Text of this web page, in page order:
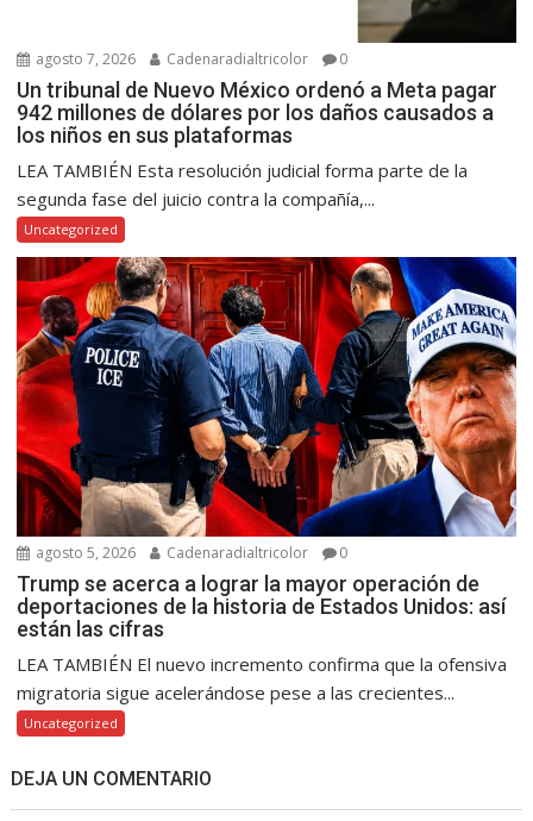
agosto 7, 2026 Cadenaradialtricolor 0
Un tribunal de Nuevo México ordenó a Meta pagar
942 millones de dólares por los daños causados a
los niños en sus plataformas
LEA TAMBIÉN Esta resolución judicial forma parte de la
segunda fase del juicio contra la compañía,...
Uncategorized
agosto 5, 2026 Cadenaradialtricolor 0
Trump se acerca a lograr la mayor operación de
deportaciones de la historia de Estados Unidos: así
están las cifras
LEA TAMBIÉN El nuevo incremento confirma que la ofensiva
migratoria sigue acelerándose pese a las crecientes...
Uncategorized
DEJA UN COMENTARIO